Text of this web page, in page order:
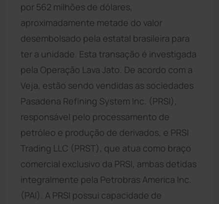
por 562 milhões de dólares,
aproximadamente metade do valor
desembolsado pela estatal brasileira para
ter a unidade. Esta transação é investigada
pela Operação Lava Jato. De acordo com a
Veja, estão sendo vendidas as sociedades
Pasadena Refining System Inc. (PRSI),
responsável pelo processamento de
petróleo e produção de derivados, e PRSI
Trading LLC (PRST), que atua como braço
comercial exclusivo da PRSI, ambas detidas
integralmente pela Petrobras America Inc.
(PAI). A PRSI possui capacidade de